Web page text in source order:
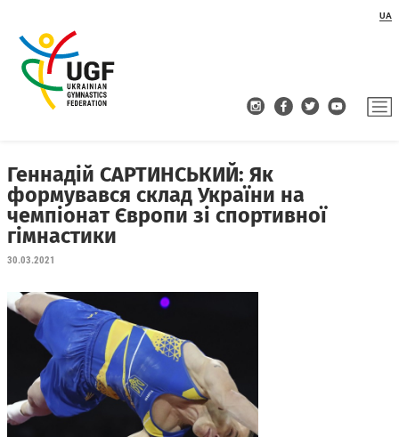
UA
Геннадій САРТИНСЬКИЙ: Як
формувався склад України на
чемпіонат Європи зі спортивної
гімнастики
30.03.2021